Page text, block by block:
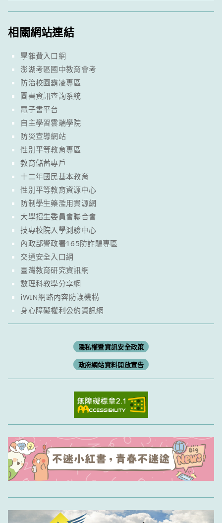
相關網站連結
學雜費入口網
澎湖考區國中教育會考
防治校園霸凌專區
圖書資訊查詢系統
電子書平台
自主學習雲端學院
防災宣導網站
性別平等教育專區
教育儲蓄專戶
十二年國民基本教育
性別平等教育資源中心
防制學生藥濫用資源網
大學招生委員會聯合會
技專校院入學測驗中心
內政部警政署165防詐騙專區
交通安全入口網
臺灣教育研究資訊網
數理科教學分享網
iWIN網路內容防護機構
身心障礙權利公約資訊網
隱私權暨資訊安全政策
政府網站資料開放宣告